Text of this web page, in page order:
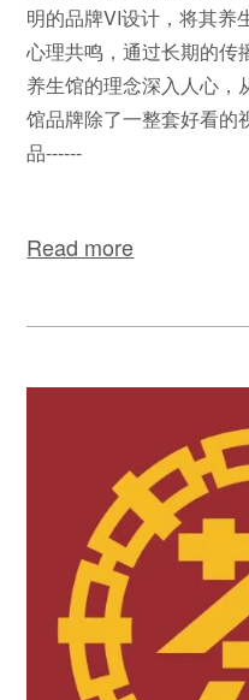
明的品牌VI设计，将其养
心理共鸣，通过长期的传
养生馆的理念深入人心，
馆品牌除了一整套好看的
品------
Read more